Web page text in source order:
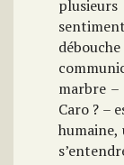
marbre
Caro ? –